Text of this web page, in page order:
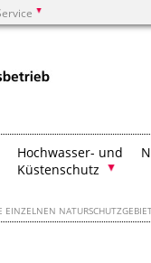
Hochwasser- und
Küstenschutz
EINZELNEN